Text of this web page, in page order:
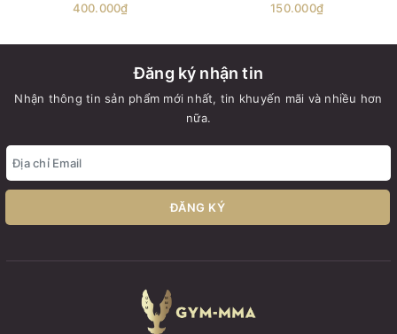
400.000₫
150.000₫
Đăng ký nhận tin
Nhận thông tin sản phẩm mới nhất, tin khuyến mãi và nhiều hơn
nữa.
ĐĂNG KÝ